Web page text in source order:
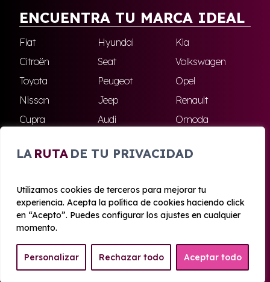
LA RUTA DE TU PRIVACIDAD
Utilizamos cookies de terceros para mejorar tu
experiencia. Acepta la política de cookies haciendo click
en “Acepto”. Puedes configurar los ajustes en cualquier
momento.
Personalizar Rechazar todo Aceptar todo
ENCUENTRA TU MARCA IDEAL
Fiat Hyundai
Kia
Citroën
Seat
Volkswagen
Toyota
Peugeot
Opel
Nissan
Jeep
Renault
Cupra
Audi
Omoda
Skoda
Ford Todas las marcas
© 2020 - 2026 Azahara Renting
Aviso legal y Privacidad